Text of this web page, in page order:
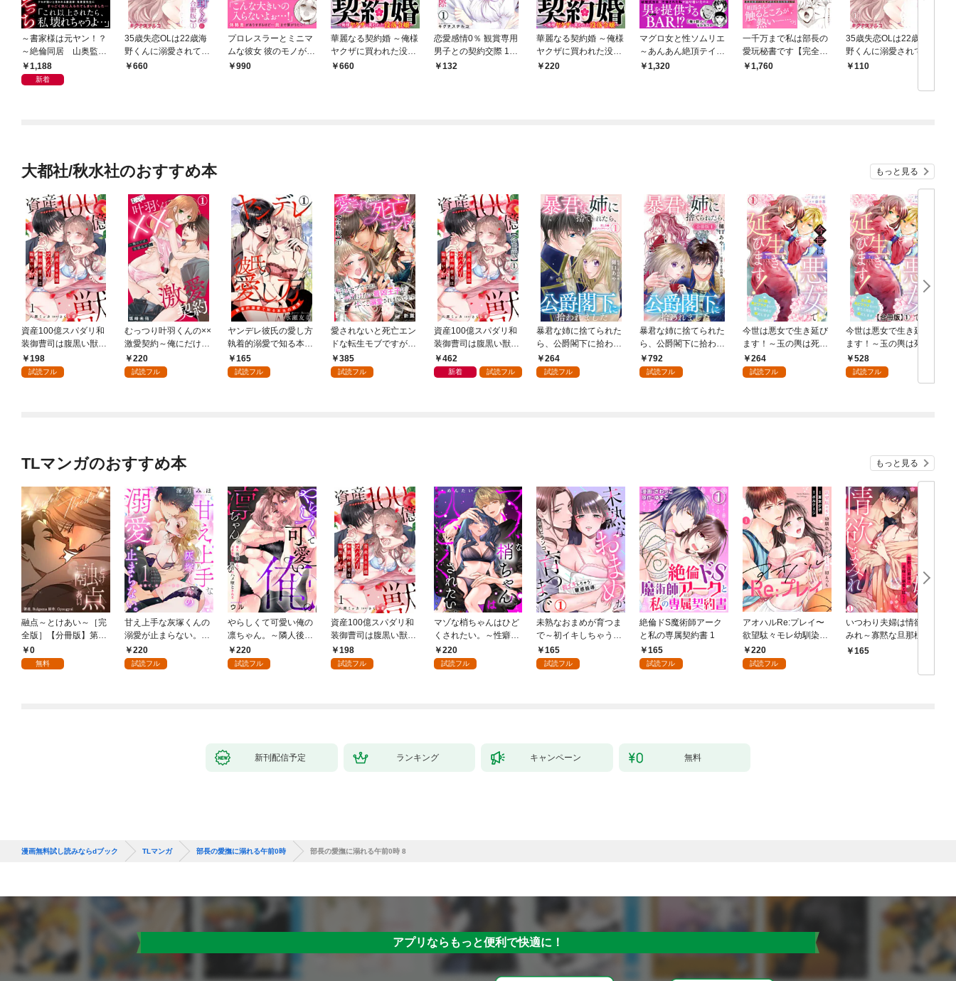
～書家様は元ヤン！？
～絶倫同居 山奥監禁
オラオラえっち【完全
版】
1,188
新着
35歳失恋OLは22歳海
野くんに溺愛されて困
ってます【合冊版】1
660
プロレスラーとミニマ
ムな彼女 彼のモノが大
きすぎます！【完全
990
華麗なる契約婚 ～俺様
ヤクザに買われた没落
令嬢～【合冊版】1
660
恋愛感情0％ 観賞専用
男子との契約交際 1
【電子書店限定特典付
132
華麗なる契約婚 ～俺様
ヤクザに買われた没落
令嬢～1
220
マグロ女と性ソムリエ
～あんあん絶頂テイス
ティング～【完全版】
1,320
一千万まで私は部長の
愛玩秘書です【完全
版】1,760
35歳失恋OLは22歳海
野くんに溺愛されて困
ってます 1【電子書店
110
大都社/秋水社のおすすめ本 もっと見る
資産100億スパダリ和
装御曹司は腹黒い獣～
イジワルな指遣いから
感じる圧倒的快感～ 1
198
試読フル
むっつり叶羽くんの××
激愛契約～俺にだけ、
全部みせて。 1【電子
書店限定特典付き】
220
試読フル
ヤンデレ彼氏の愛し方
執着的溺愛で知る本当
の絶頂 1
165
試読フル
愛されないと死亡エン
ドな転生モブですが、
一番避けたい最凶王子
に体ごと溺愛されまく
385
試読フル
資産100億スパダリ和
装御曹司は腹黒い獣～
イジワルな指遣いから
感じる圧倒的快感～
462
新着 試読フル
暴君な姉に捨てられた
ら、公爵閣下に拾われ
ました 1 美しき姉暴君
ジャクリーン【電子限
264
試読フル
暴君な姉に捨てられた
ら、公爵閣下に拾われ
ました【合冊版】1
792
試読フル
今世は悪女で生き延び
ます！～玉の輿は死亡
フラグなので、落ちこ
ぼれを婿にします～ 1
264
試読フル
今世は悪女で生き延び
ます！～玉の輿は死亡
フラグなので、落ちこ
ぼれを婿にします～
528
試読フル
TLマンガのおすすめ本 もっと見る
融点～とけあい～［完
全版］【分冊版】第1
話0
無料
甘え上手な灰塚くんの
溺愛が止まらない。純
情で、健気で…絶倫！
(1)
220
試読フル
やらしくて可愛い俺の
凛ちゃん。～隣人後輩
くんのイキすぎた執着
にハメ堕とされる～(1)
220
試読フル
資産100億スパダリ和
装御曹司は腹黒い獣～
イジワルな指遣いから
感じる圧倒的快感～ 1
198
試読フル
マゾな梢ちゃんはひど
くされたい。～性癖マ
ッチした後輩と欲望の
ままにセックスしたら
220
試読フル
未熟なおまめが育つま
で～初イキしちゃう敏
感指導～1
165
試読フル
絶倫ドS魔術師アーク
と私の専属契約書 1
165
試読フル
アオハルRe:プレイ〜
欲望駄々モレ幼馴染と
焦れキュンとろ甘初え
っち〜（１）
220
試読フル
いつわり夫婦は情欲ま
みれ～寡黙な旦那様は
花嫁への溺愛を隠して
165
新刊配信予定 ランキング キャンペーン 無料
漫画無料試し読みならdブック TLマンガ 部長の愛撫に溺れる午前0時 部長の愛撫に溺れる午前0時 8
アプリならもっと便利で快適に！